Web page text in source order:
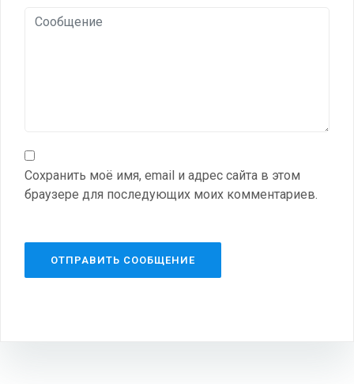
Сохранить моё имя, email и адрес сайта в этом
браузере для последующих моих комментариев.